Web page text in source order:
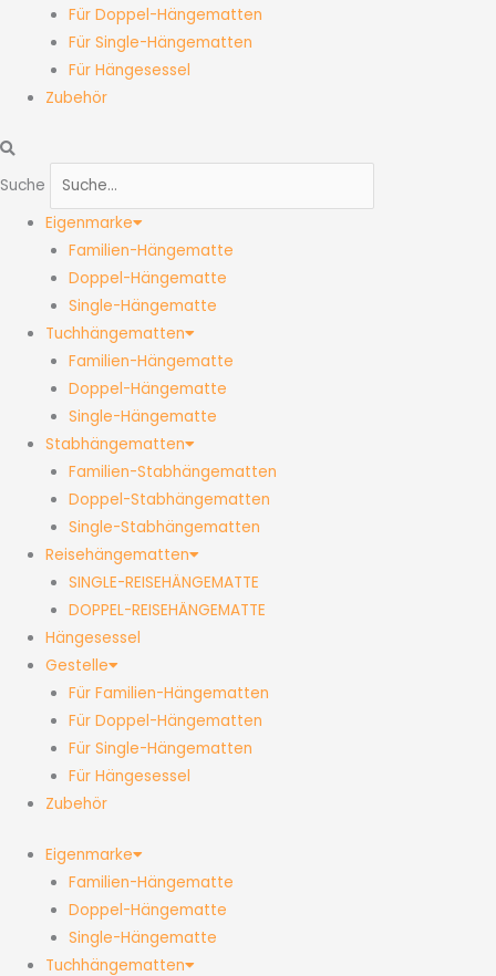
Für Doppel-Hängematten
Für Single-Hängematten
Für Hängesessel
Zubehör
Suche
Eigenmarke
Familien-Hängematte
Doppel-Hängematte
Single-Hängematte
Tuchhängematten
Familien-Hängematte
Doppel-Hängematte
Single-Hängematte
Stabhängematten
Familien-Stabhängematten
Doppel-Stabhängematten
Single-Stabhängematten
Reisehängematten
SINGLE-REISEHÄNGEMATTE
DOPPEL-REISEHÄNGEMATTE
Hängesessel
Gestelle
Für Familien-Hängematten
Für Doppel-Hängematten
Für Single-Hängematten
Für Hängesessel
Zubehör
Eigenmarke
Familien-Hängematte
Doppel-Hängematte
Single-Hängematte
Tuchhängematten